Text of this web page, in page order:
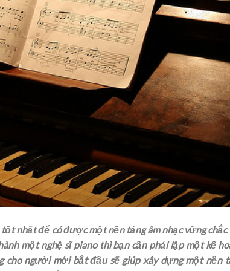
nhất để có được một nền tảng âm nhạc vững chắc
một nghệ sĩ piano thì bạn cần phải lập một kế
cho người mới bắt đầu sẽ giúp xây dựng một nền